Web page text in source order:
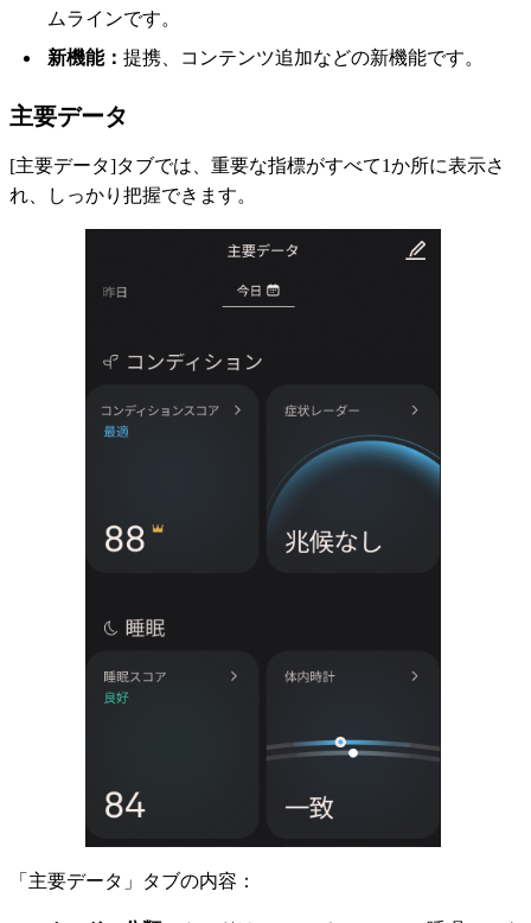
ムラインです。
新機能： 提携、コンテンツ追加などの新機能です。
主要データ
[主要データ]タブでは、重要な指標がすべて1か所に表示さ
れ、しっかり把握できます。
「主要データ」タブの内容：